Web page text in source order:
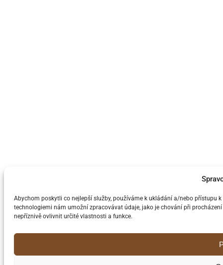
Abychom poskytli co nejlepší služby, používáme k ukládání a/nebo přístupu
technologiemi nám umožní zpracovávat údaje, jako je chování při
nepříznivě ovlivnit určité vlastnosti a funkce.